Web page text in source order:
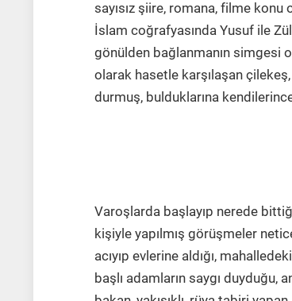
sayısız şiire, romana, filme
İslam coğrafyasında Yusuf ile
gönülden bağlanmanın simgesi
olarak hasetle karşılaşan
durmuş, bulduklarına
Varoşlarda başlayıp nerede
kişiyle yapılmış görüşmeler
acıyıp evlerine aldığı,
başlı adamların saygı duyduğu,